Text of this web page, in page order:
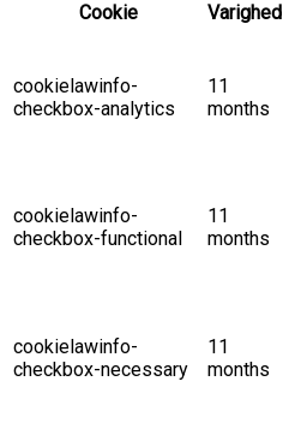
Cookie
Varighed
cookielawinfo-
checkbox-analytics
11
months
cookielawinfo-
checkbox-functional
11
months
cookielawinfo-
checkbox-necessary
11
months